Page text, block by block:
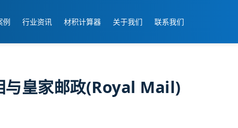
例 行业资讯 材积计算器 关于我们 联系我们
与皇家邮政(Royal Mail)